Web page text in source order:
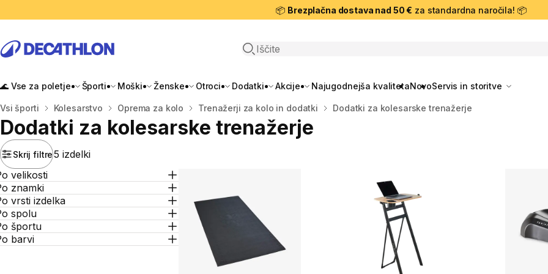
📦 Brezplačna dostava nad 50 € za standardna naročila! 📦
Odpri iskanje
🌊 Vse za poletje Športi Moški Ženske Otroci Dodatki Akcije Najugodnejša kvalitetaNovoServis in storitve
Domov
Vsi športi Kolesarstvo Oprema za kolo Trenažerji za kolo in dodatki Dodatki za kolesarske trenažerje
Dodatki za kolesarske trenažerje
Skrij filtre5 izdelki
velikosti
znamki
vrsti izdelka
spolu
športu
barvi